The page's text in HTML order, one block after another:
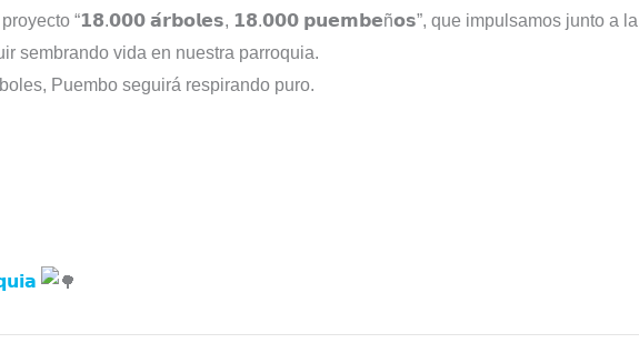
proyecto “𝟭𝟴.𝟬𝟬𝟬 𝗮́𝗿𝗯𝗼𝗹𝗲𝘀, 𝟭𝟴.𝟬𝟬𝟬 𝗽𝘂𝗲𝗺𝗯𝗲ñ𝗼𝘀”, que impulsamos junto a la
sembrando vida en nuestra parroquia.
Puembo seguirá respirando puro.